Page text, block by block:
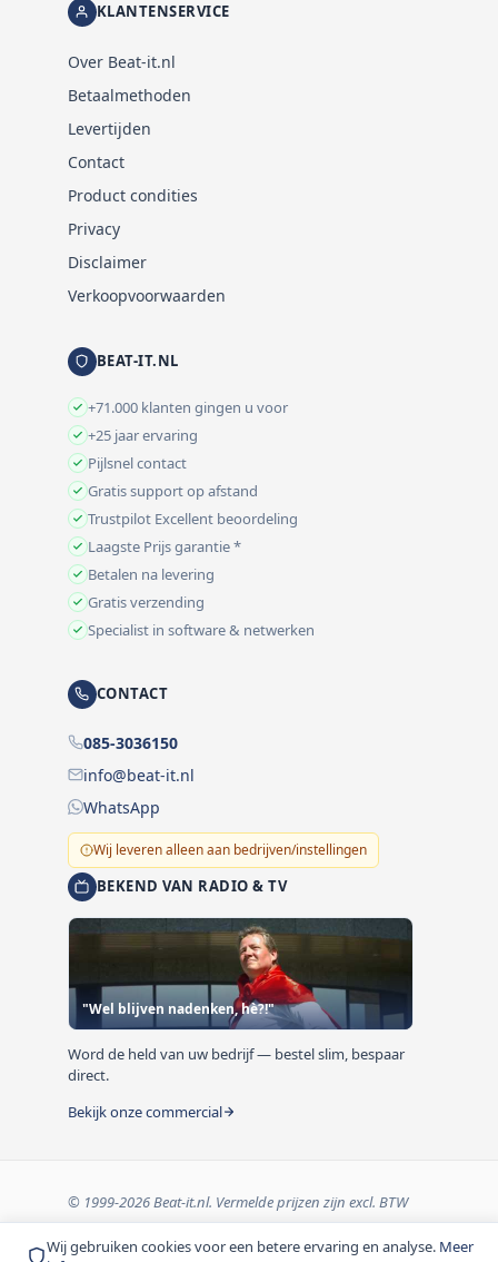
Wij gebruiken cookies voor een betere ervaring en analyse. Meer
KLANTENSERVICE
Over Beat-it.nl
Betaalmethoden
Levertijden
Contact
Product condities
Privacy
Disclaimer
Verkoopvoorwaarden
BEAT-IT.NL
+71.000 klanten gingen u voor
+25 jaar ervaring
Pijlsnel contact
Gratis support op afstand
Trustpilot Excellent beoordeling
Laagste Prijs garantie *
Betalen na levering
Gratis verzending
Specialist in software & netwerken
CONTACT
085-3036150
info@beat-it.nl
WhatsApp
Wij leveren alleen aan bedrijven/instellingen
BEKEND VAN RADIO & TV
"Wel blijven nadenken, hè?!"
Word de held van uw bedrijf — bestel slim, bespaar
direct.
Bekijk onze commercial
© 1999-2026 Beat-it.nl. Vermelde prijzen zijn excl. BTW
tenzij anders vermeld.